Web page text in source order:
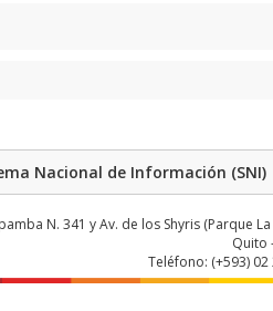
Nacional de Información (SNI)
N. 341 y Av. de los Shyris (Parque
Quito
Teléfono: (+593) 02